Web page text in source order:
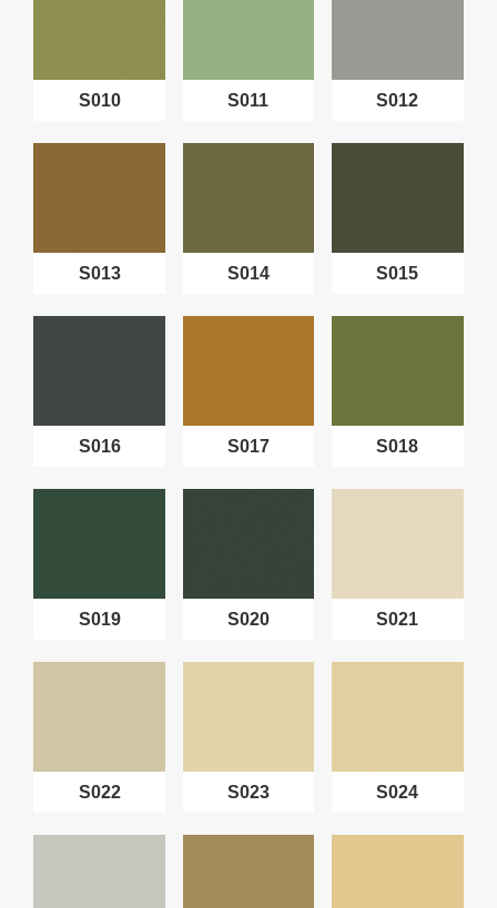
S010 S011 S012
S013 S014 S015
S016 S017 S018
S019 S020 S021
S022 S023 S024